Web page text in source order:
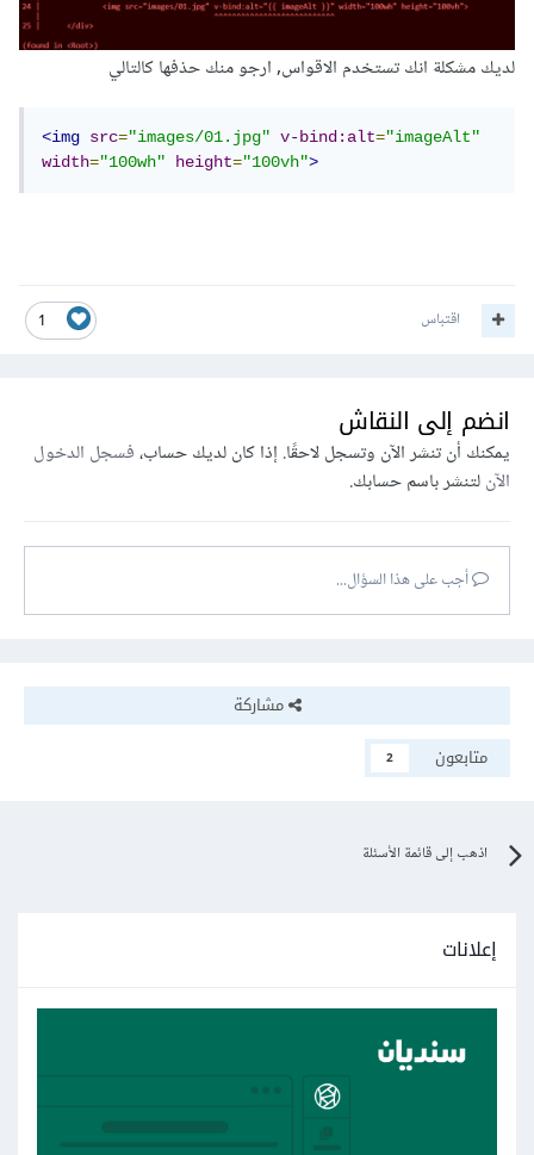
لديك مشكلة انك تستخدم الاقواس, ارجو منك حذفها كالتالي
<img src="images/01.jpg" v-bind:alt="imageAlt"
width="100wh" height="100vh">
1 اقتباس
انضم إلى النقاش
يمكنك أن تنشر الآن وتسجل لاحقًا. إذا كان لديك حساب،فسجل الدخول
الآنلتنشر باسم حسابك.
أجب على هذا السؤال...
مشاركة
متابعون
2
اذهب إلى قائمة الأسئلة
إعلانات